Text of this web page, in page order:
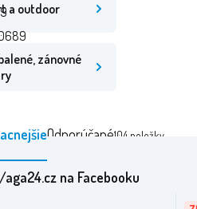
a outdoor
zánovné
Odporúčané104 položky
/aga24.cz na Facebooku